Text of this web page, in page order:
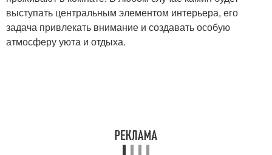
выступать центральным элементом интерьера, его
задача привлекать внимание и создавать особую
атмосферу уюта и отдыха.